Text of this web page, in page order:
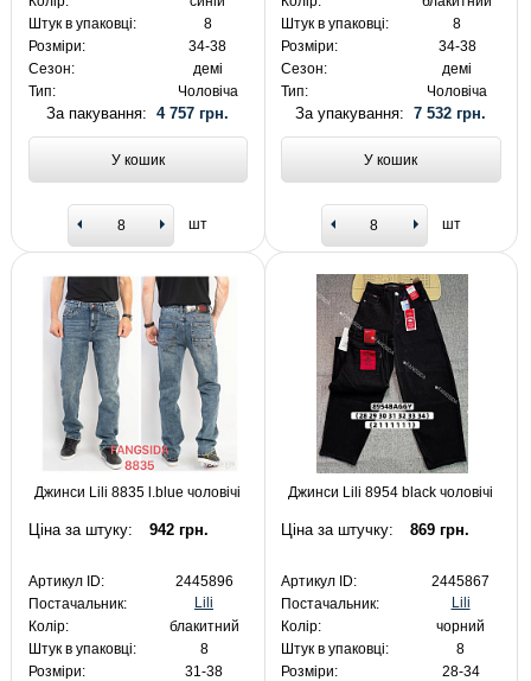
Штук в упаковці:
8
Розміри:
34-38
Сезон:
демі
Тип:
Чоловіча
За пакування:4 757 грн.
У кошик
шт
Штук в упаковці:
8
Розміри:
34-38
Сезон:
демі
Тип:
Чоловіча
За упакування:7 532 грн.
У кошик
шт
Джинси Lili 8835 l.blue чоловічі
Ціна за штуку: 942 грн.
Артикул ID:
2445896
Постачальник:
Lili
Колір:
блакитний
Штук в упаковці:
8
Розміри:
31-38
Джинси Lili 8954 black чоловічі
Ціна за штучку: 869 грн.
Артикул ID:
2445867
Постачальник:
Lili
Колір:
чорний
Штук в упаковці:
8
Розміри:
28-34